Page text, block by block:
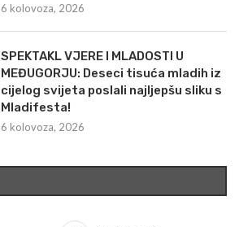
6 kolovoza, 2026
SPEKTAKL VJERE I MLADOSTI U
MEĐUGORJU: Deseci tisuća mladih iz
cijelog svijeta poslali najljepšu sliku s
Mladifesta!
6 kolovoza, 2026